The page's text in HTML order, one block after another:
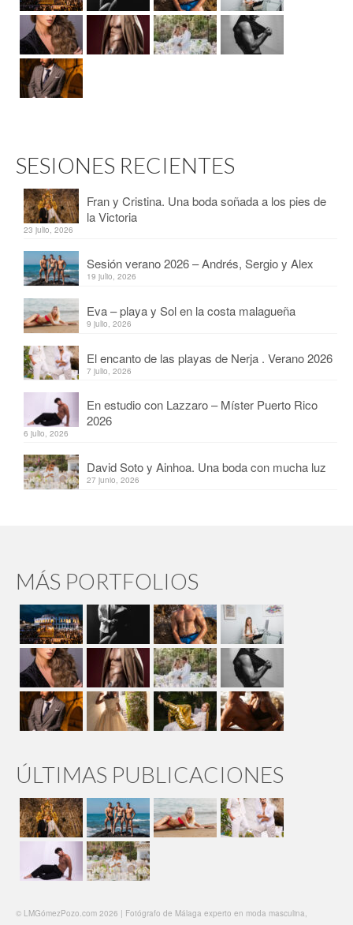
SESIONES RECIENTES
Fran y Cristina. Una boda soñada a los pies de
la Victoria
23 julio, 2026
Sesión verano 2026 – Andrés, Sergio y Alex
19 julio, 2026
Eva – playa y Sol en la costa malagueña
9 julio, 2026
El encanto de las playas de Nerja . Verano 2026
7 julio, 2026
En estudio con Lazzaro – Míster Puerto Rico
2026
6 julio, 2026
David Soto y Ainhoa. Una boda con mucha luz
27 junio, 2026
MÁS PORTFOLIOS
ÚLTIMAS PUBLICACIONES
© LMGómezPozo.com 2026 | Fotógrafo de Málaga experto en moda masculina,